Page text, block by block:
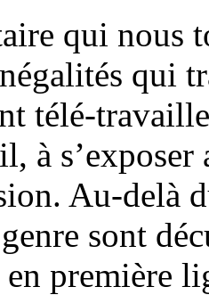
qui nous
qui
télé-
à
Au-delà
sont
en première